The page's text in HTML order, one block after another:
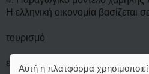
Η ελληνική οικονομία βασίζεται
τουρισμό
εστίαση
Αυτή η πλατφόρμα